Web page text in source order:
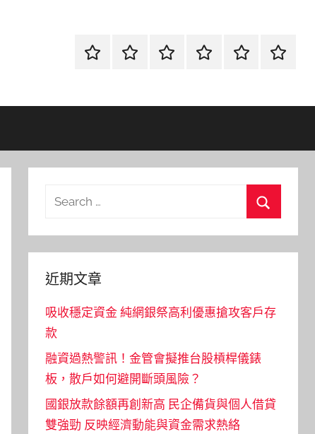
首
當
網
流
環
聯
Search
近期文章
吸收穩定資金 純網銀祭高利優惠搶攻客戶存
款
融資過熱警訊！金管會擬推台股槓桿儀錶
板，散戶如何避開斷頭風險？
國銀放款餘額再創新高 民企備貨與個人借貸
雙強勁 反映經濟動能與資金需求熱絡